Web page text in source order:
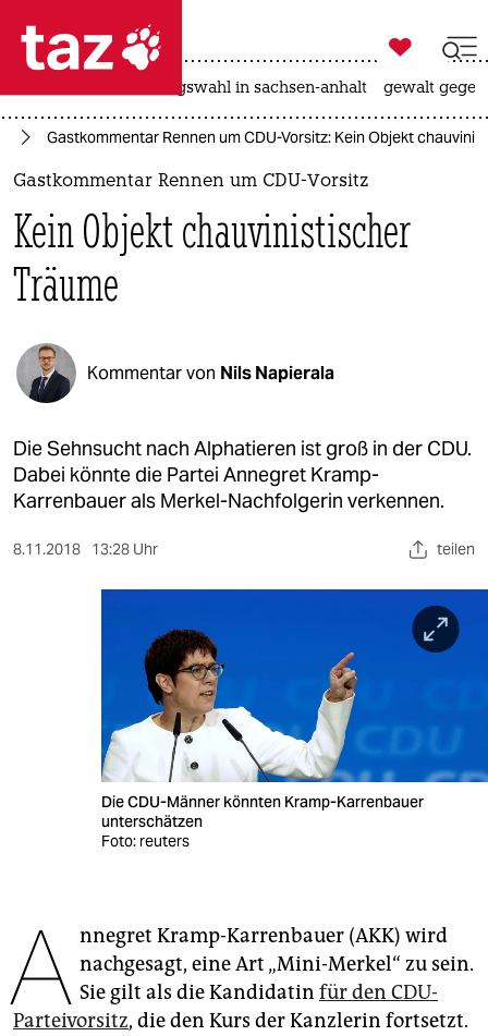
 taz zahl ich
taz zahl ich
politik
öko
gesellschaft
kultur
sport
berlin
nord
wahrheit
veranstaltungen
fragen & hilfe
unterstützen
genossenschaft
epaper login

taz zahl ich
landtagswahl in sachsen-anhalt gewalt
Gastkommentar Rennen um CDU-Vorsitz: Kein Objekt
Gastkommentar Rennen um CDU-Vorsitz
Kein Objekt chauvinistischer
Träume
Kommentar von Nils Napierala
Die Sehnsucht nach Alphatieren ist groß in der CDU.
Dabei könnte die Partei Annegret Kramp-
Karrenbauer als Merkel-Nachfolgerin verkennen.
8.11.2018 13:28 Uhr teilen
Die CDU-Männer könnten Kramp-Karrenbauer
unterschätzen
Foto: reuters
A nnegret Kramp-Karrenbauer (AKK) wird
nachgesagt, eine Art „Mini-Merkel“ zu sein.
Sie gilt als die Kandidatin für den CDU-
Parteivorsitz, die den Kurs der Kanzlerin fortsetzt.